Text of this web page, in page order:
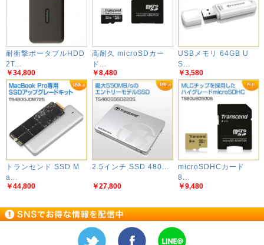
耐衝撃ポータブルHDD
2T...
￥34,800
高耐久 microSDカー
ド...
￥8,480
USBメモリ 64GB U
S...
￥3,580
トランセンド SSD M
a...
￥44,800
2.5インチ SSD 480...
￥27,800
microSDHCカード
8...
￥9,480